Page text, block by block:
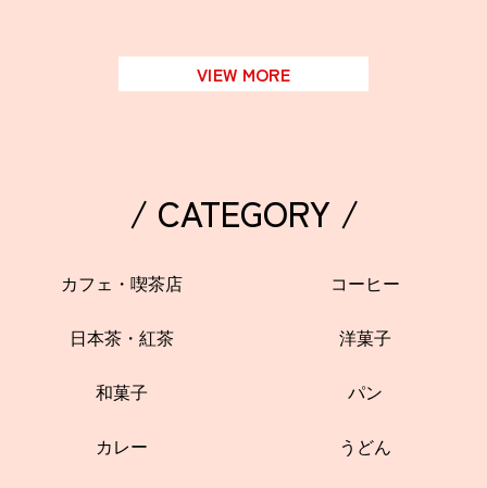
VIEW MORE
/ CATEGORY /
カフェ・喫茶店 コーヒー
日本茶・紅茶 洋菓子
和菓子 パン
カレー うどん